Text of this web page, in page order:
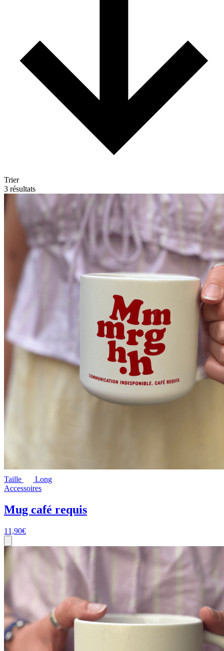
Trier
3 résultats
Taille
Long
Accessoires
Mug café requis
11,90€